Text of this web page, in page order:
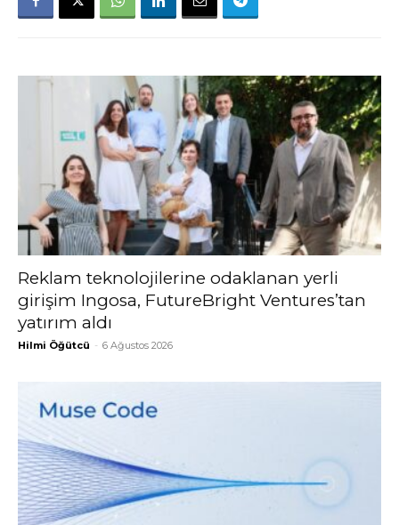
Reklam teknolojilerine odaklanan yerli
girişim Ingosa, FutureBright Ventures’tan
yatırım aldı
Hilmi Öğütcü - 6 Ağustos 2026